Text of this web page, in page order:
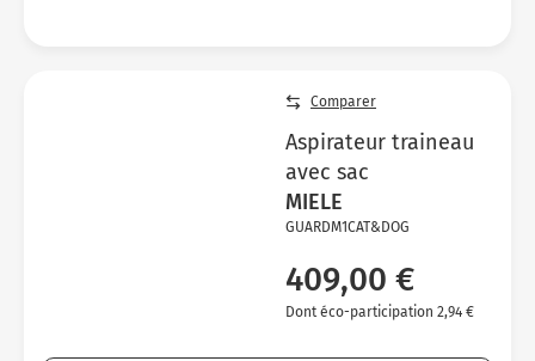
Comparer
Aspirateur traineau
avec sac
MIELE
GUARDM1CAT&DOG
409,00 €
Dont éco-participation 2,94 €